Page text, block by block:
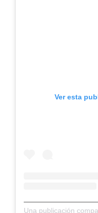
Ver esta